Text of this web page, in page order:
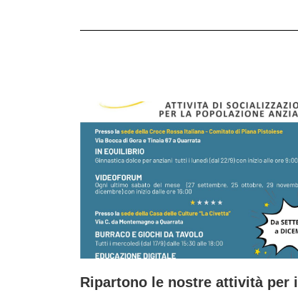
Ripartono le nostre attività per il